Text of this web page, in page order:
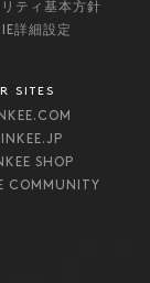
ティ基本方針
詳細設定
SITES
SHOP
COMMUNITY